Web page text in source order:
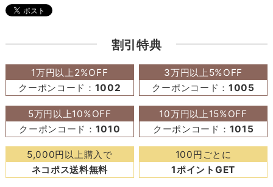
割引特典
1万円以上2%OFF
クーポンコード： 1002
3万円以上5%OFF
クーポンコード：1005
5万円以上10%OFF
クーポンコード： 1010
10万円以上15%OFF
クーポンコード： 1015
5,000円以上購入で
ネコポス送料無料
100円ごとに
1ポイントGET